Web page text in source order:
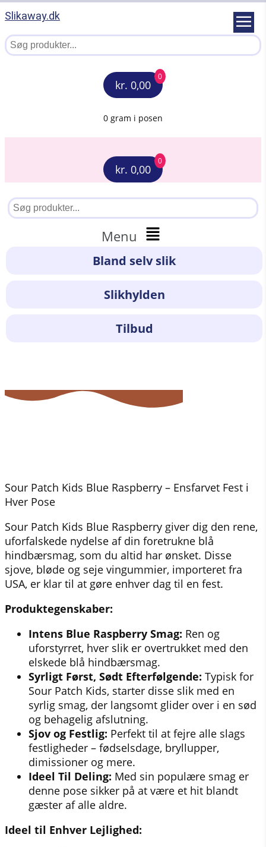
Slikaway.dk
kr. 0,00
0
0 gram i posen
kr. 0,00
0
Menu
Bland selv slik
Slikhylden
Tilbud
Sour Patch Kids Blue Raspberry – Ensfarvet Fest i
Hver Pose
Sour Patch Kids Blue Raspberry giver dig den rene,
uforfalskede nydelse af din foretrukne blå
hindbærsmag, som du altid har ønsket. Disse
sjove, bløde og seje vingummier, importeret fra
USA, er klar til at gøre enhver dag til en fest.
Produktegenskaber:
Intens Blue Raspberry Smag: Ren og
uforstyrret, hver slik er overtrukket med den
elskede blå hindbærsmag.
Syrligt Først, Sødt Efterfølgende: Typisk for
Sour Patch Kids, starter disse slik med en
syrlig smag, der langsomt glider over i en sød
og behagelig afslutning.
Sjov og Festlig: Perfekt til at fejre alle slags
festligheder – fødselsdage, bryllupper,
dimissioner og mere.
Ideel Til Deling: Med sin populære smag er
denne pose sikker på at være et hit blandt
gæster af alle aldre.
Ideel til Enhver Lejlighed: